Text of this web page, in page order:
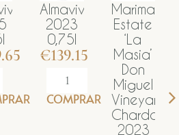
2023
139.15
COMPRAR
Marimar
Estate
Masia’
Vineyard
Chardonnay
€